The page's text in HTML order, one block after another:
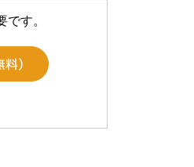
す。